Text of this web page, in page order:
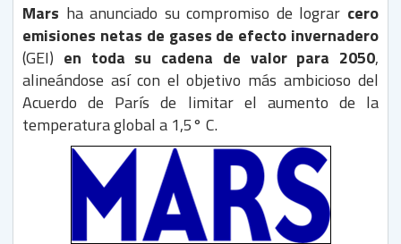
Mars ha anunciado su compromiso de lograr cero
emisiones netas de gases de efecto invernadero
(GEI) en toda su cadena de valor para 2050,
alineándose así con el objetivo más ambicioso del
Acuerdo de París de limitar el aumento de la
temperatura global a 1,5° C.